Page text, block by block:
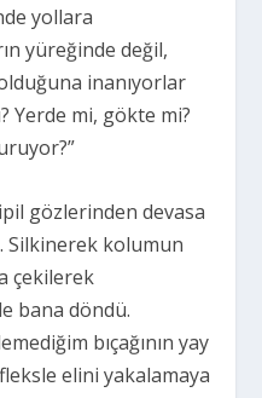
yollara
yüreğinde değil,
inanıyorlar
Yerde mi, gökte mi?
gözlerinden devasa
Silkinerek kolumun
çekilerek
bana döndü.
bıçağının yay
elini yakalamaya